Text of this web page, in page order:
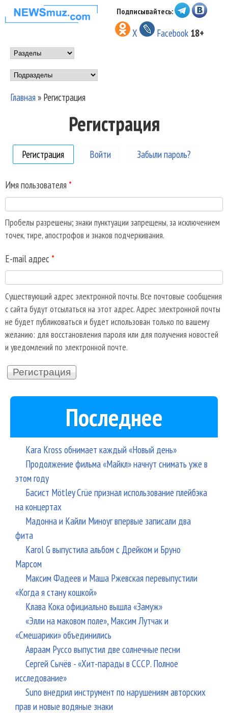
Перейти к основному
содержанию
НОВОСТИ
МУЗЫКИ И
ШОУ БИЗНЕСА
NEWSMUZ.COM
Подписывайтесь:
X Facebook 18+
Main menu
Подразделы
Главная» Регистрация
Регистрация
Регистрация (активная вкладка)
Войти Забыли пароль?
Имя пользователя *
Пробелы разрешены; знаки пунктуации запрещены, за исключением
точек, тире, апострофов и знаков подчеркивания.
E-mail адрес *
Существующий адрес электронной почты. Все почтовые сообщения
с сайта будут отсылаться на этот адрес. Адрес электронной почты
не будет публиковаться и будет использован только по вашему
желанию: для восстановления пароля или для получения новостей
и уведомлений по электронной почте.
Последнее
Kara Kross обнимает каждый «Новый день»
Продолжение фильма «Майкл» начнут снимать уже в
этом году
Басист Mötley Crüe признал использование плейбэка
на концертах
Мадонна и Кайли Миноуг впервые записали два
фита
Karol G выпустила альбом с Дрейком и Бруно
Марсом
Максим Фадеев и Маша Ржевская перевыпустили
«Когда я стану кошкой»
Клава Кока официально вышла «Замуж»
«Элли на маковом поле», Максим Лутчак и
«Смешарики» объединились
Авраам Руссо выпустил две солнечные песни
Сергей Сычёв - «Хит-парады в СССР. Полное
исследование»
Suno внедрил инструмент по нарушениям авторских
прав и новые водяные знаки